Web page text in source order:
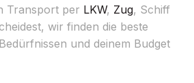
Transport per LKW, Zug, Schiff
wir finden die beste
und deinem Budget